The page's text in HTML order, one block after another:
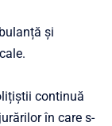
și
continuă
în care s-